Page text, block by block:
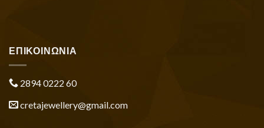
ΕΠΙΚΟΙΝΩΝΙΑ
2894 0222 60
cretajewellery@gmail.com